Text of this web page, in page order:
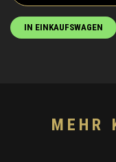
IN EINKAUFSWAGEN
MEHR